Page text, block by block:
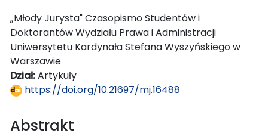
„Młody Jurysta" Czasopismo Studentów i
Doktorantów Wydziału Prawa i Administracji
Uniwersytetu Kardynała Stefana Wyszyńskiego w
Warszawie
Dział:Artykuły
https://doi.org/10.21697/mj.16488
Abstrakt